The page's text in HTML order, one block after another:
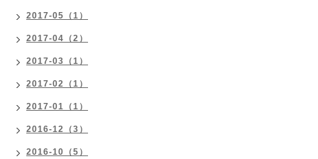
2017-05（1）
2017-04（2）
2017-03（1）
2017-02（1）
2017-01（1）
2016-12（3）
2016-10（5）